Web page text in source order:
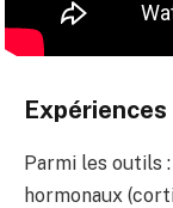
Parmi les outils
hormonaux